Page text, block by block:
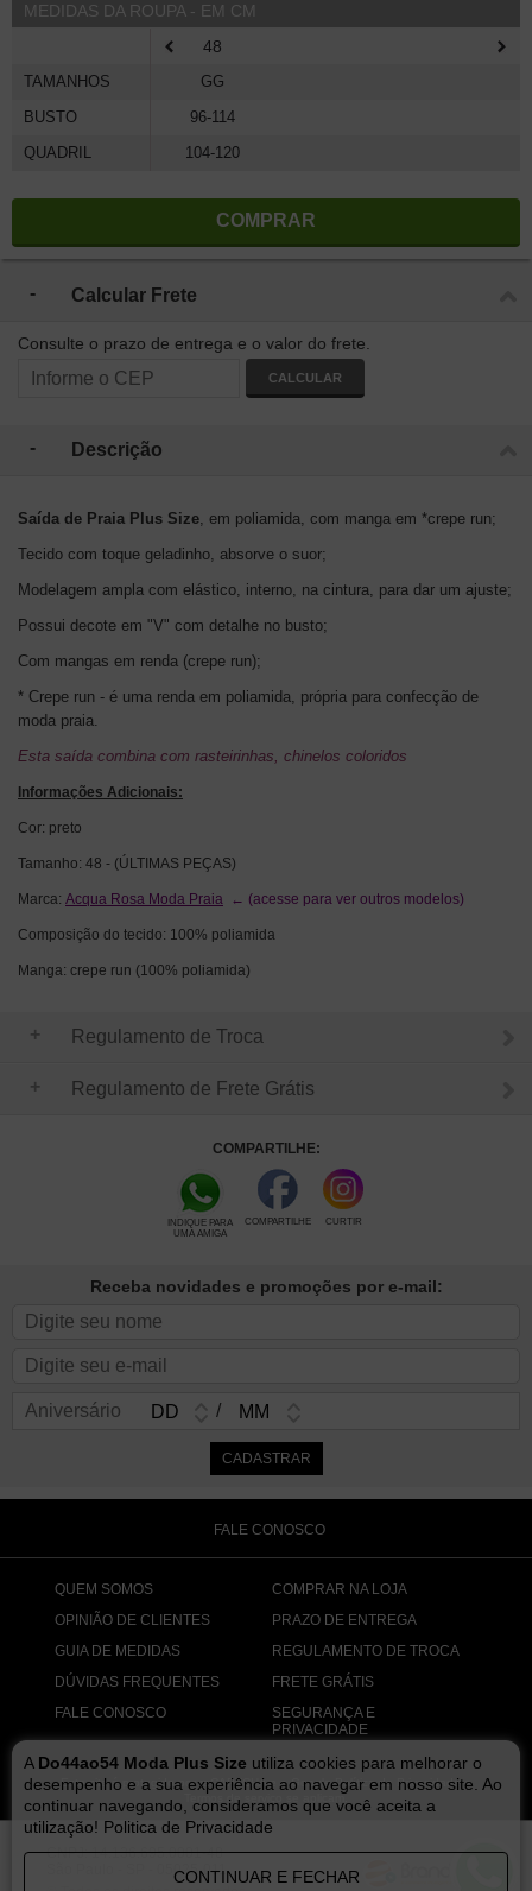
MEDIDAS DA ROUPA - EM CM
TAMANHOS
BUSTO
QUADRIL
48
GG
96-114
104-120
COMPRAR
Calcular Frete
Consulte o prazo de entrega e o valor do frete.
CALCULAR
Descrição
Saída de Praia Plus Size, em poliamida, com manga em *crepe run;
Tecido com toque geladinho, absorve o suor;
Modelagem ampla com elástico, interno, na cintura, para dar um ajuste;
Possui decote em "V" com detalhe no busto;
Com mangas em renda (crepe run);
* Crepe run - é uma renda em poliamida, própria para confecção de
moda praia.
Esta saída combina com rasteirinhas, chinelos coloridos
Informações Adicionais:
Cor: preto
Tamanho: 48 - (ÚLTIMAS PEÇAS)
Marca: Acqua Rosa Moda Praia ← (acesse para ver outros modelos)
Composição do tecido: 100% poliamida
Manga: crepe run (100% poliamida)
Regulamento de Troca
Regulamento de Frete Grátis
COMPARTILHE:
INDIQUE PARA
UMA AMIGA
COMPARTILHE CURTIR
A Do44ao54 Moda Plus Size utiliza cookies para melhorar o
desempenho e a sua experiência ao navegar em nosso site. Ao
continuar navegando, consideramos que você aceita a
utilização! Politica de Privacidade
CONTINUAR E FECHAR
Receba novidades e promoções por e-mail:
Aniversário /
FALE CONOSCO
QUEM SOMOS
OPINIÃO DE CLIENTES
GUIA DE MEDIDAS
DÚVIDAS FREQUENTES
FALE CONOSCO
COMPRAR NA LOJA
PRAZO DE ENTREGA
REGULAMENTO DE TROCA
FRETE GRÁTIS
SEGURANÇA E
PRIVACIDADE
Este site é protegido por reCAPTCHA e o GooglePolítica de Privacidadee
Termos de serviço
se aplicam.
CNPJ: 14.136.695.0001-48
São Paulo - SP - 05025-011